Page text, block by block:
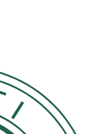
komplex
Oparfymerad
av.
hud